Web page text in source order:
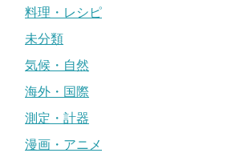
料理・レシピ
未分類
気候・自然
海外・国際
測定・計器
漫画・アニメ